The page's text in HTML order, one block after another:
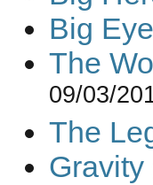
Big
The
09/03/
The
Gravity